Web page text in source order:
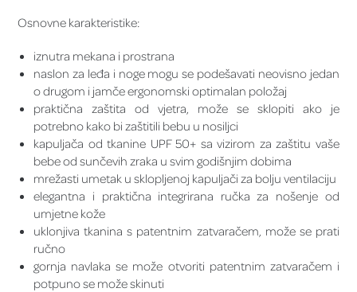
Osnovne karakteristike:
iznutra mekana i prostrana
naslon za leđa i noge mogu se podešavati neovisno jedan
o drugom i jamče ergonomski optimalan položaj
praktična zaštita od vjetra, može se sklopiti ako je
potrebno kako bi zaštitili bebu u nosiljci
kapuljača od tkanine UPF 50+ sa vizirom za zaštitu vaše
bebe od sunčevih zraka u svim godišnjim dobima
mrežasti umetak u sklopljenoj kapuljači za bolju ventilaciju
elegantna i praktična integrirana ručka za nošenje od
umjetne kože
uklonjiva tkanina s patentnim zatvaračem, može se prati
ručno
gornja navlaka se može otvoriti patentnim zatvaračem i
potpuno se može skinuti